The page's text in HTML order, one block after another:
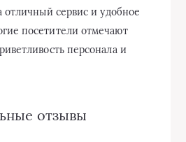
отличный сервис и удобное
посетители отмечают
персонала и
отзывы